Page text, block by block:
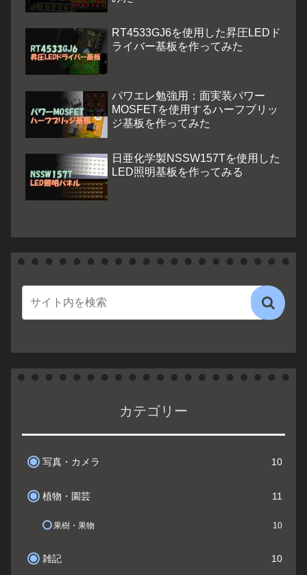
RT4533GJ6を使用した昇圧LEDド
ライバー基板を作ってみた
パワエレ勉強用：面実装パワー
MOSFETを使用するハーフブリッ
ジ基板を作ってみた
日亜化学製NSSW157Tを使用した
LED照明基板を作ってみる
カテゴリー
写真・カメラ 10
植物・園芸 11
果樹・果物 10
雑記 10